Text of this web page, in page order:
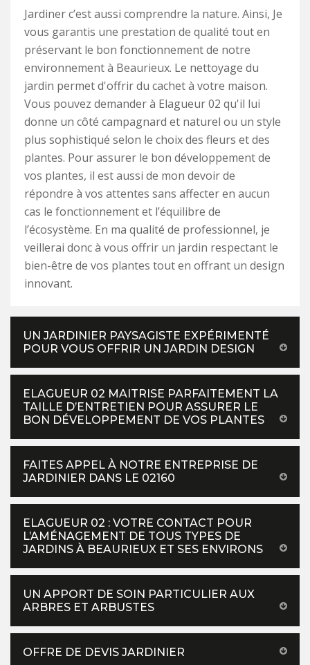
Jardiner c’est aussi comprendre la nature. Ainsi, Je
vous garantis une prestation de qualité tout en
préservant le bon fonctionnement de notre
environnement à Beaurieux. Le nettoyage du
jardin permet d'offrir du cachet à votre maison.
Vous pouvez demander à Elagueur 02 qu'il lui
donne un côté campagnard et naturel ou un style
plus sophistiqué selon le choix des fleurs et des
plantes. Pour assurer le bon développement de
vos plantes, il est aussi de mon devoir de
répondre à vos attentes sans affecter en aucun
cas le fonctionnement et l’équilibre de
l’écosystème. En ma qualité de professionnel, je
veillerai donc à vous offrir un jardin respectant le
bien-être de vos plantes tout en offrant un design
innovant.
UN JARDINIER PAYSAGISTE EXPÉRIMENTÉ
POUR VOUS OFFRIR UN JARDIN DESIGN
ELAGUEUR 02 MAITRISE PARFAITEMENT LA
TAILLE D’ENTRETIEN POUR ASSURER LE
BON DÉVELOPPEMENT DE VOS PLANTES
FAITES APPEL À NOTRE ENTREPRISE DE
JARDINIER DANS LE 02160
ELAGUEUR 02 : VOTRE CONTACT POUR
L’AMÉNAGEMENT DE TOUS TYPES DE
JARDINS À BEAURIEUX ET SES ENVIRONS
UN APPORT DE SOIN PARTICULIER AUX
ARBRES ET ARBUSTES
OFFRE DE DEVIS JARDINIER